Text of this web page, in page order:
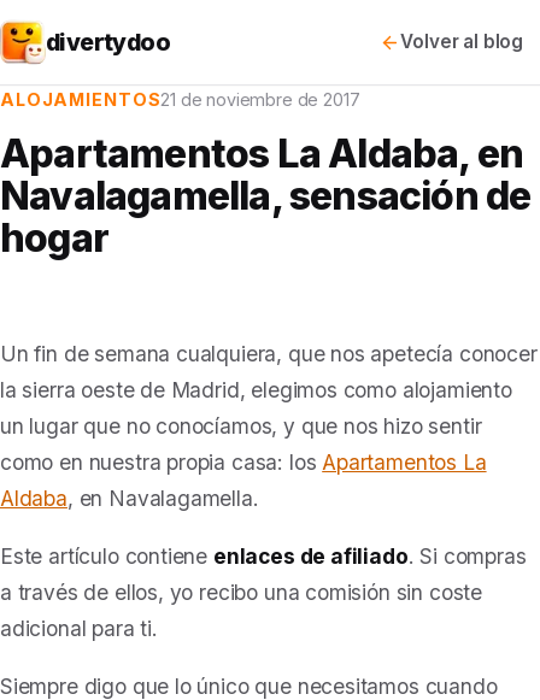
divertydoo Volver al blog
ALOJAMIENTOS21 de noviembre de 2017
Apartamentos La Aldaba, en
Navalagamella, sensación de
hogar
Un fin de semana cualquiera, que nos apetecía conocer
la sierra oeste de Madrid, elegimos como alojamiento
un lugar que no conocíamos, y que nos hizo sentir
como en nuestra propia casa: los Apartamentos La
Aldaba, en Navalagamella.
Este artículo contiene enlaces de afiliado. Si compras
a través de ellos, yo recibo una comisión sin coste
adicional para ti.
Siempre digo que lo único que necesitamos cuando